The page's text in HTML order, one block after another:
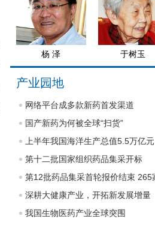
杨 泽 于树玉
产业园地
网络平台成多款新药首发渠道
国产新药为何被全球“扫货”
上半年我国海洋生产总值5.5万亿元
第十二批国家组织药品集采开标
第12批药品集采首轮报价结束 265
深耕大健康产业，开拓新发展增量
我国生物医药产业全球突围